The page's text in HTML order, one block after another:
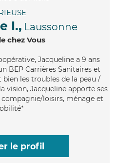
I., Laussonne
chez Vous
Jacqueline a 9 ans
BEP Carrières Sanitaires et
bien les troubles de la peau /
vision, Jacqueline apporte ses
compagnie/loisirs, ménage et
le profil